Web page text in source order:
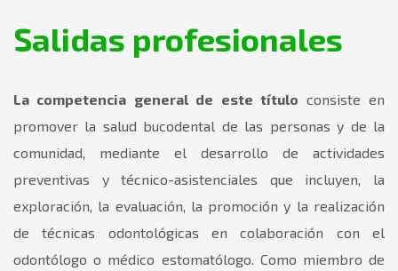
Salidas profesionales
La competencia general de este título consiste en
promover la salud bucodental de las personas y de la
comunidad, mediante el desarrollo de actividades
preventivas y técnico-asistenciales que incluyen, la
exploración, la evaluación, la promoción y la realización
de técnicas odontológicas en colaboración con el
odontólogo o médico estomatólogo. Como miembro de